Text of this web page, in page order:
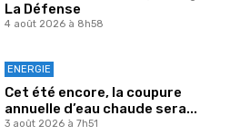
La Défense
4 août 2026 à 8h58
ENERGIE
Cet été encore, la coupure
annuelle d’eau chaude sera...
3 août 2026 à 7h51